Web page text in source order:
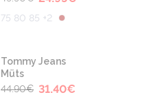
75 80 85 +2
Tommy Jeans
Müts
44.90€ 31.40€